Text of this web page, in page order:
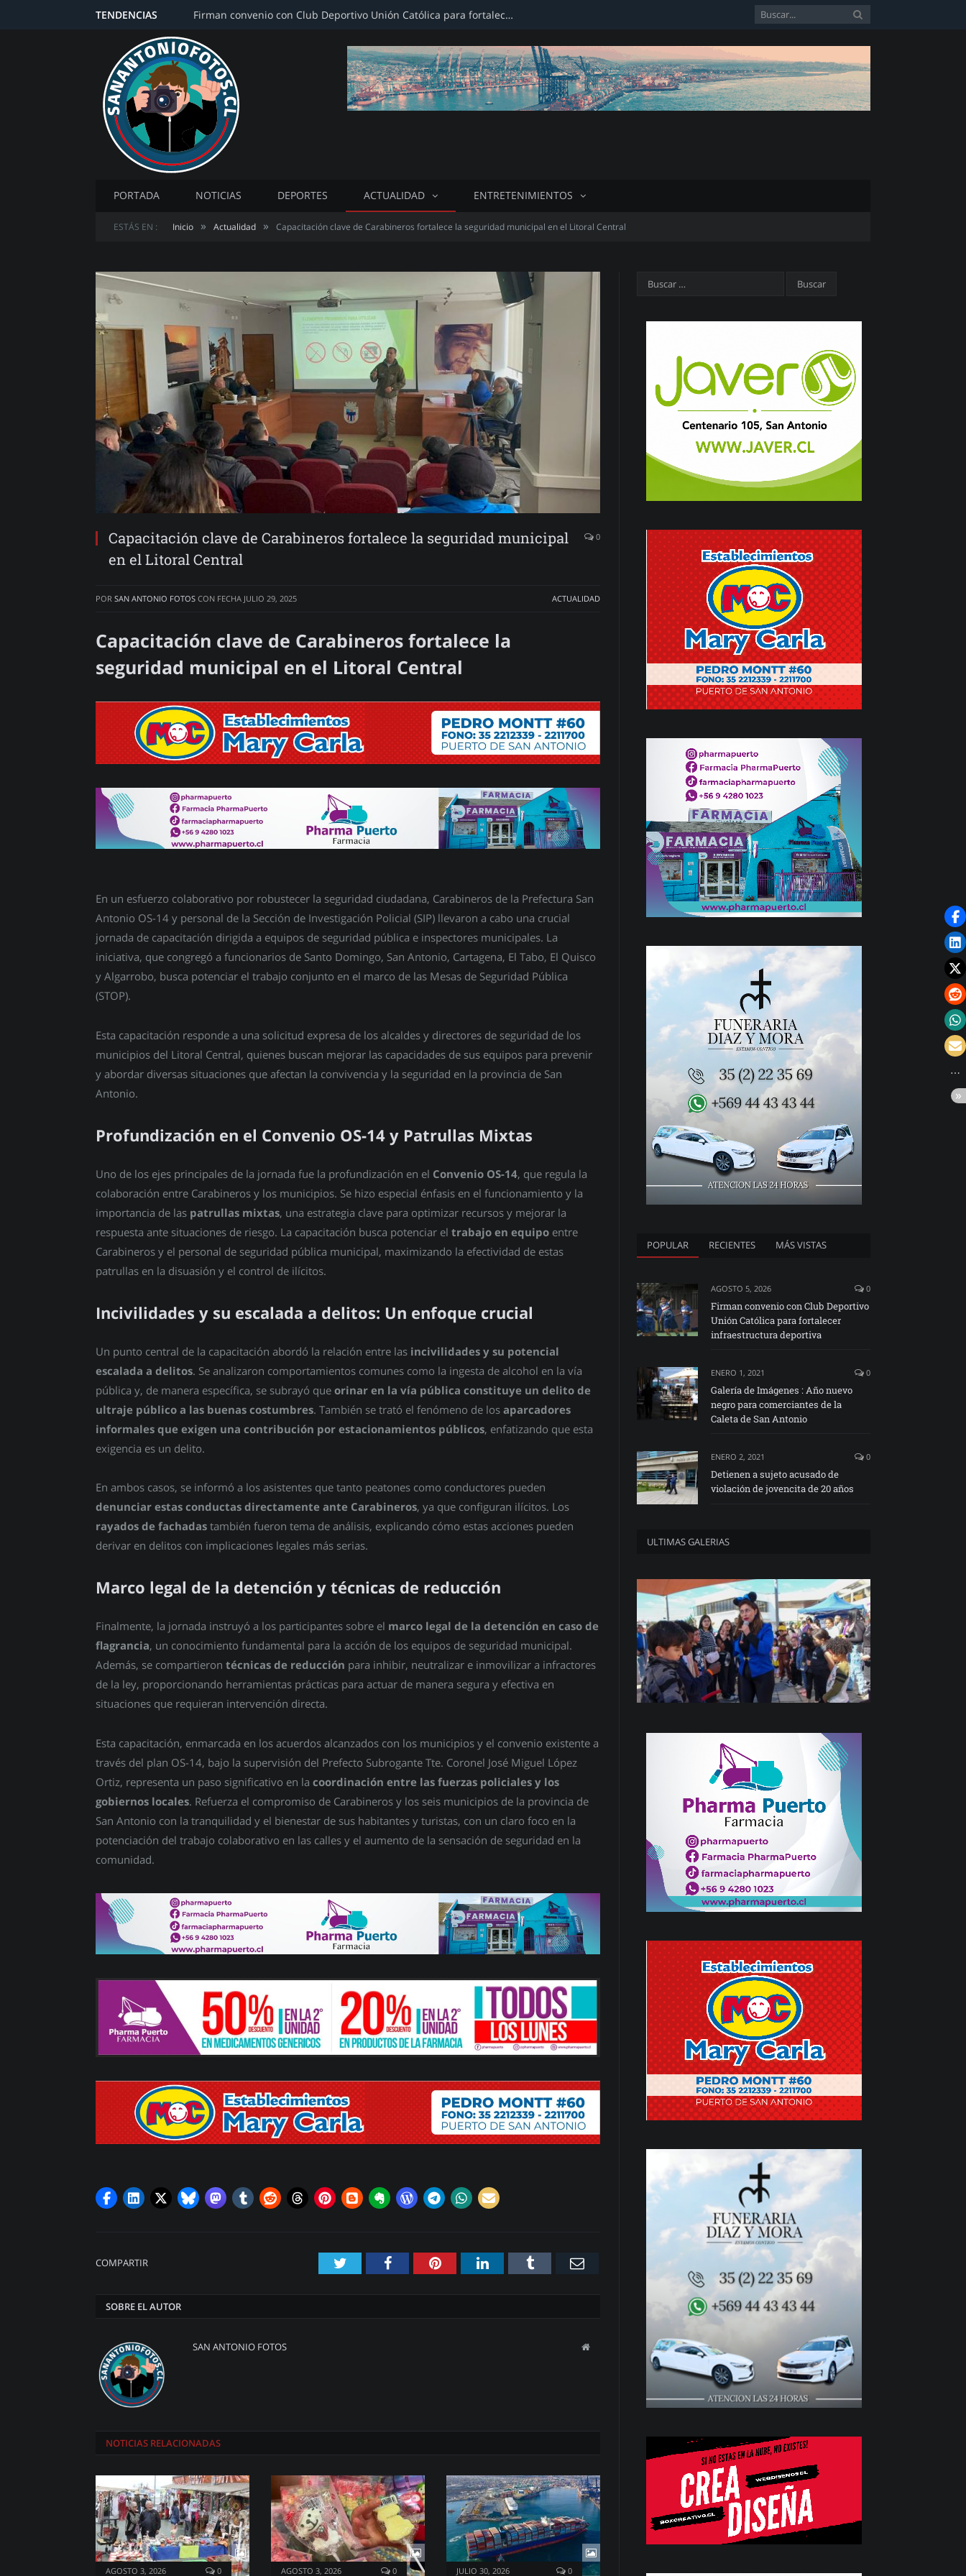
TENDENCIAS Firman convenio con Club Deportivo Unión Católica para fortalecer infraestructura deportiva
PORTADA NOTICIAS DEPORTES ACTUALIDAD ENTRETENIMIENTOS
ESTÁS EN : Inicio » Actualidad » Capacitación clave de Carabineros fortalece la seguridad municipal en el Litoral Central
Capacitación clave de Carabineros fortalece la seguridad municipal
en el Litoral Central
0
POR SAN ANTONIO FOTOS CON FECHA JULIO 29, 2025 ACTUALIDAD
Capacitación clave de Carabineros fortalece la
seguridad municipal en el Litoral Central
En un esfuerzo colaborativo por robustecer la seguridad ciudadana, Carabineros de la Prefectura San
Antonio OS-14 y personal de la Sección de Investigación Policial (SIP) llevaron a cabo una crucial
jornada de capacitación dirigida a equipos de seguridad pública e inspectores municipales. La
iniciativa, que congregó a funcionarios de Santo Domingo, San Antonio, Cartagena, El Tabo, El Quisco
y Algarrobo, busca potenciar el trabajo conjunto en el marco de las Mesas de Seguridad Pública
(STOP).
Esta capacitación responde a una solicitud expresa de los alcaldes y directores de seguridad de los
municipios del Litoral Central, quienes buscan mejorar las capacidades de sus equipos para prevenir
y abordar diversas situaciones que afectan la convivencia y la seguridad en la provincia de San
Antonio.
Profundización en el Convenio OS-14 y Patrullas Mixtas
Uno de los ejes principales de la jornada fue la profundización en el Convenio OS-14, que regula la
colaboración entre Carabineros y los municipios. Se hizo especial énfasis en el funcionamiento y la
importancia de las patrullas mixtas, una estrategia clave para optimizar recursos y mejorar la
respuesta ante situaciones de riesgo. La capacitación busca potenciar el trabajo en equipo entre
Carabineros y el personal de seguridad pública municipal, maximizando la efectividad de estas
patrullas en la disuasión y el control de ilícitos.
Incivilidades y su escalada a delitos: Un enfoque crucial
Un punto central de la capacitación abordó la relación entre las incivilidades y su potencial
escalada a delitos. Se analizaron comportamientos comunes como la ingesta de alcohol en la vía
pública y, de manera específica, se subrayó que orinar en la vía pública constituye un delito de
ultraje público a las buenas costumbres. También se trató el fenómeno de los aparcadores
informales que exigen una contribución por estacionamientos públicos, enfatizando que esta
exigencia es un delito.
En ambos casos, se informó a los asistentes que tanto peatones como conductores pueden
denunciar estas conductas directamente ante Carabineros, ya que configuran ilícitos. Los
rayados de fachadas también fueron tema de análisis, explicando cómo estas acciones pueden
derivar en delitos con implicaciones legales más serias.
Marco legal de la detención y técnicas de reducción
Finalmente, la jornada instruyó a los participantes sobre el marco legal de la detención en caso de
flagrancia, un conocimiento fundamental para la acción de los equipos de seguridad municipal.
Además, se compartieron técnicas de reducción para inhibir, neutralizar e inmovilizar a infractores
de la ley, proporcionando herramientas prácticas para actuar de manera segura y efectiva en
situaciones que requieran intervención directa.
Esta capacitación, enmarcada en los acuerdos alcanzados con los municipios y el convenio existente a
través del plan OS-14, bajo la supervisión del Prefecto Subrogante Tte. Coronel José Miguel López
Ortiz, representa un paso significativo en la coordinación entre las fuerzas policiales y los
gobiernos locales. Refuerza el compromiso de Carabineros y los seis municipios de la provincia de
San Antonio con la tranquilidad y el bienestar de sus habitantes y turistas, con un claro foco en la
potenciación del trabajo colaborativo en las calles y el aumento de la sensación de seguridad en la
comunidad.
COMPARTIR Twitter FacebookPinterestLinkedInTumblr Email
SOBRE EL AUTOR
SAN ANTONIO FOTOS Website
NOTICIAS RELACIONADAS
AGOSTO 3, 2026 0 AGOSTO 3, 2026 0 JULIO 30, 2026 0
POPULAR RECIENTES MÁS VISTAS
AGOSTO 5, 2026 0
Firman convenio con Club Deportivo
Unión Católica para fortalecer
infraestructura deportiva
ENERO 1, 2021 0
Galería de Imágenes : Año nuevo
negro para comerciantes de la
Caleta de San Antonio
ENERO 2, 2021 0
Detienen a sujeto acusado de
violación de jovencita de 20 años
ULTIMAS GALERIAS